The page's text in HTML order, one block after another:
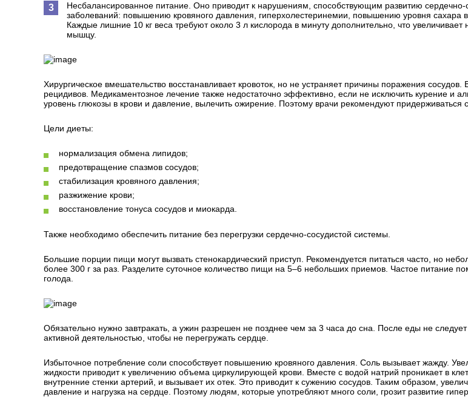
Несбалансированное питание. Оно приводит к нарушениям, способствующим развитию сердечно-
заболеваний: повышению кровяного давления, гиперхолестеринемии, повышению уровня сахара
Каждые лишние 10 кг веса требуют около 3 л кислорода в минуту дополнительно, что увеличивает
мышцу.
Хирургическое вмешательство восстанавливает кровоток, но не устраняет причины поражения сосудов.
рецидивов. Медикаментозное лечение также недостаточно эффективно, если не исключить курение и
уровень глюкозы в крови и давление, вылечить ожирение. Поэтому врачи рекомендуют придерживаться
Цели диеты:
нормализация обмена липидов;
предотвращение спазмов сосудов;
стабилизация кровяного давления;
разжижение крови;
восстановление тонуса сосудов и миокарда.
Также необходимо обеспечить питание без перегрузки сердечно-сосудистой системы.
Большие порции пищи могут вызвать стенокардический приступ. Рекомендуется питаться часто, но
более 300 г за раз. Разделите суточное количество пищи на 5–6 небольших приемов. Частое питание
голода.
Обязательно нужно завтракать, а ужин разрешен не позднее чем за 3 часа до сна. После еды не следует
активной деятельностью, чтобы не перегружать сердце.
Избыточное потребление соли способствует повышению кровяного давления. Соль вызывает жажду.
жидкости приводит к увеличению объема циркулирующей крови. Вместе с водой натрий проникает в
внутренние стенки артерий, и вызывает их отек. Это приводит к сужению сосудов. Таким образом,
давление и нагрузка на сердце. Поэтому людям, которые употребляют много соли, грозит развитие